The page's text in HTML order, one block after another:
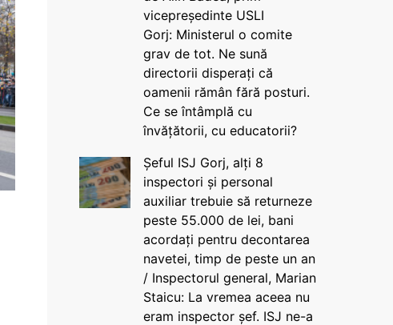
vicepreședinte USLI
Gorj: Ministerul o comite
grav de tot. Ne sună
directorii disperați că
oamenii rămân fără posturi.
Ce se întâmplă cu
învățătorii, cu educatorii?
Șeful ISJ Gorj, alți 8
inspectori și personal
auxiliar trebuie să returneze
peste 55.000 de lei, bani
acordați pentru decontarea
navetei, timp de peste un an
/ Inspectorul general, Marian
Staicu: La vremea aceea nu
eram inspector șef. ISJ ne-a